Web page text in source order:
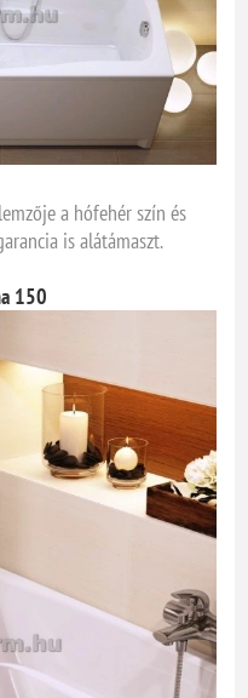
a hófehér szín és
is alátámaszt.
150